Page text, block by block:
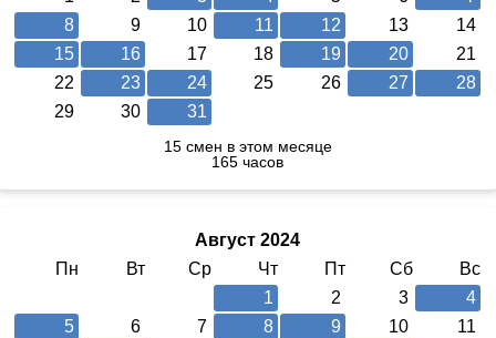
8
9 10 11 12 13
14
15
16 17 18 19 20
21
22
23 24 25 26 27
28
29
30 31
15 смен в этом месяце
165 часов
Август 2024
Пн
Вт Ср Чт Пт Сб
Вс
1
2 3
4
5
6 7 8 9 10
11